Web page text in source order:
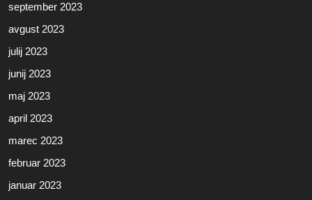
september 2023
avgust 2023
julij 2023
junij 2023
maj 2023
april 2023
marec 2023
februar 2023
januar 2023